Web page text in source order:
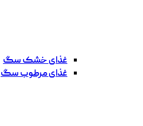
غذای خشک سگ
غذای مرطوب سگ